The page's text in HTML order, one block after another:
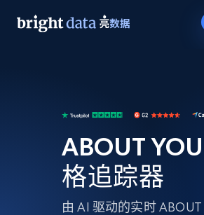
ABOUT
格追踪器
由 AI 驱动的实时 ABOUT